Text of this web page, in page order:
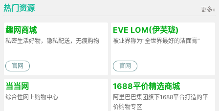
更多»
热门资源
趣网商城
私密生活好物，隐私配送，无痕购物
官网
EVE LOM(伊芙珑)
被业界称为“全世界最好的洁面膏”
官网
当当网
综合性网上购物中心
1688平价精选商城
阿里巴巴集团旗下1688平台打造的平
价购物专区